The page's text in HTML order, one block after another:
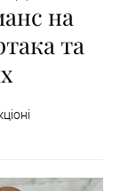
на
та